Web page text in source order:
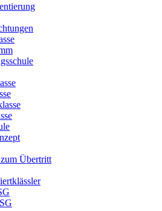
Übertritt